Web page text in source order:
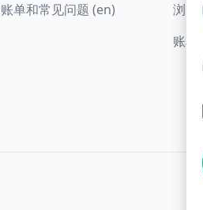
账单和常见问题 (en)
浏览
账单